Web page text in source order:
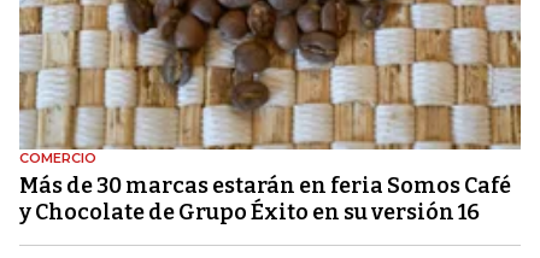
COMERCIO
Más de 30 marcas estarán en feria Somos Café
y Chocolate de Grupo Éxito en su versión 16